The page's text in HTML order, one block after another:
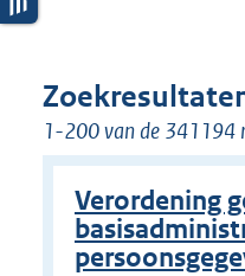
1-200 van de 341194
Verordening